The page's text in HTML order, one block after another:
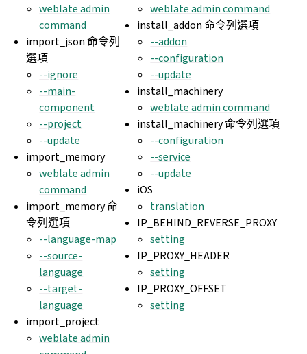
weblate admin
command
import_json 命令列
選項
--ignore
--main-
component
--project
--update
import_memory
weblate admin
command
import_memory 命
令列選項
--language-map
--source-
language
--target-
language
import_project
weblate admin
weblate admin command
install_addon 命令列選項
--addon
--configuration
--update
install_machinery
weblate admin command
install_machinery 命令列選項
--configuration
--service
--update
iOS
translation
IP_BEHIND_REVERSE_PROXY
setting
IP_PROXY_HEADER
setting
IP_PROXY_OFFSET
setting